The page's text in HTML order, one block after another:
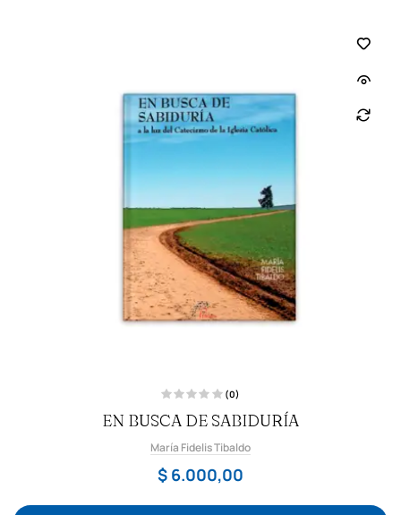
a
l
r
a
d
o
n
(0)
EN BUSCA DE SABIDURÍA
María Fidelis Tibaldo
$ 6.000,00